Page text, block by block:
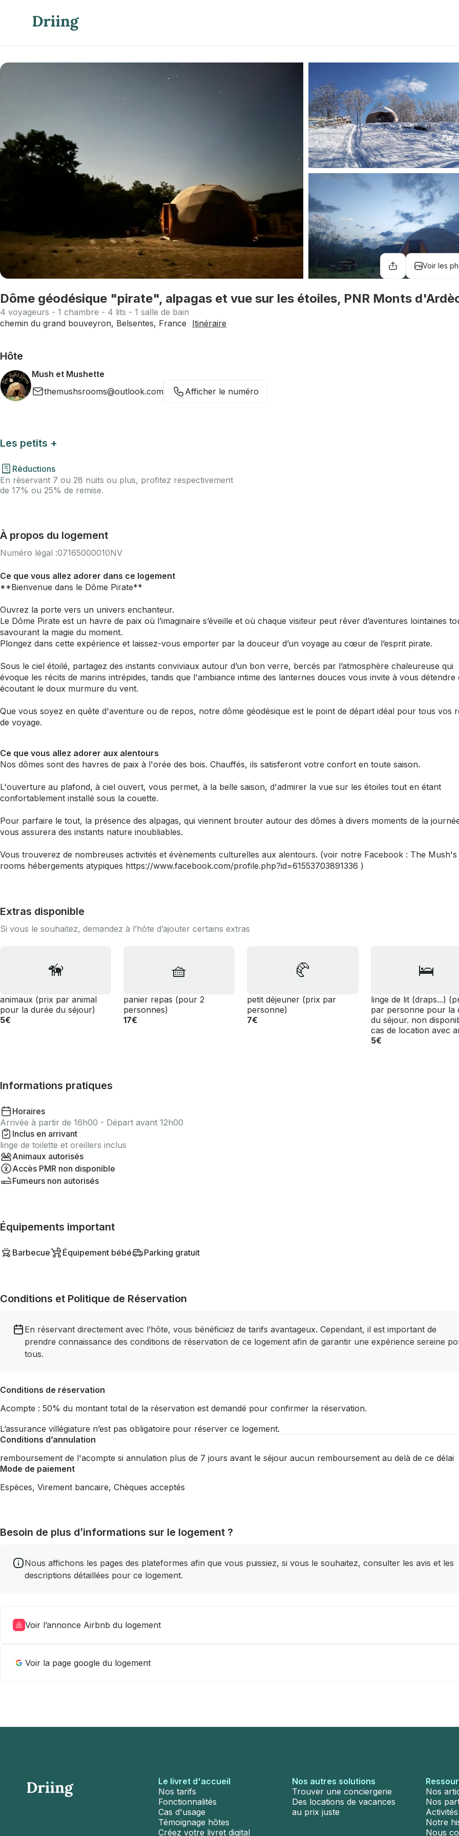
Voir les
Dôme géodésique "pirate", alpagas et vue sur les étoiles, PNR Monts
4 voyageurs - 1 chambre - 4 lits - 1 salle de bain
chemin du grand bouveyron, Belsentes, France
Itinéraire
Hôte
Mush et Mushette
themushsrooms@outlook.com
Afficher le numéro
Les petits +
Réductions
En réservant 7 ou 28 nuits ou plus, profitez respectivement
de 17% ou 25% de remise.
À propos du logement
Numéro légal :07165000010NV
Ce que vous allez adorer dans ce logement
**Bienvenue dans le Dôme Pirate**
Ouvrez la porte vers un univers enchanteur.
Le Dôme Pirate est un havre de paix où l’imaginaire s’éveille et où chaque visiteur peut rêver d’aventures lointaines
savourant la magie du moment.
Plongez dans cette expérience et laissez-vous emporter par la douceur d’un voyage au cœur de l’esprit pirate.
Sous le ciel étoilé, partagez des instants conviviaux autour d’un bon verre, bercés par l’atmosphère chaleureuse qui
évoque les récits de marins intrépides, tandis que l'ambiance intime des lanternes douces vous invite à vous détendre
écoutant le doux murmure du vent.
Que vous soyez en quête d'aventure ou de repos, notre dôme géodésique est le point de départ idéal pour tous vos
de voyage.
Ce que vous allez adorer aux alentours
Nos dômes sont des havres de paix à l'orée des bois. Chauffés, ils satisferont votre confort en toute saison.
L'ouverture au plafond, à ciel ouvert, vous permet, à la belle saison, d'admirer la vue sur les étoiles tout en étant
confortablement installé sous la couette.
Pour parfaire le tout, la présence des alpagas, qui viennent brouter autour des dômes à divers moments de la
vous assurera des instants nature inoubliables.
Vous trouverez de nombreuses activités et évènements culturelles aux alentours. (voir notre Facebook : The Mush's
rooms hébergements atypiques https://www.facebook.com/profile.php?id=61553703891336 )
Extras disponible
Si vous le souhaitez, demandez à l’hôte d’ajouter certains extras
🦮
animaux (prix par animal
pour la durée du séjour)
5€
🧺
panier repas (pour 2
personnes)
17€
🥐
petit déjeuner (prix par
personne)
7€
🛌
linge de lit (draps...)
par personne pour la
du séjour. non
cas de location avec
5€
Informations pratiques
Horaires
Arrivée à partir de 16h00 - Départ avant 12h00
Inclus en arrivant
linge de toilette et oreillers inclus
Animaux autorisés
Accès PMR non disponible
Fumeurs non autorisés
Équipements important
Barbecue Équipement bébé Parking gratuit
Conditions et Politique de Réservation
En réservant directement avec l’hôte, vous bénéficiez de tarifs avantageux. Cependant, il est important de
prendre connaissance des conditions de réservation de ce logement afin de garantir une expérience sereine
tous.
Conditions de réservation
Acompte : 50% du montant total de la réservation est demandé pour confirmer la réservation.
L’assurance villégiature n’est pas obligatoire pour réserver ce logement.
Conditions d’annulation
remboursement de l'acompte si annulation plus de 7 jours avant le séjour aucun remboursement au delà de ce délai
Mode de paiement
Espèces, Virement bancaire, Chèques acceptés
Besoin de plus d’informations sur le logement ?
Nous affichons les pages des plateformes afin que vous puissiez, si vous le souhaitez, consulter les avis et les
descriptions détaillées pour ce logement.
Voir l’annonce Airbnb du logement
Voir la page google du logement
Le livret d'accueil
Nos tarifs
Fonctionnalités
Cas d'usage
Témoignage hôtes
Créez votre livret digital
Nos autres solutions
Trouver une conciergerie
Des locations de vacances
au prix juste
Nos
Nos
Notre
Nous